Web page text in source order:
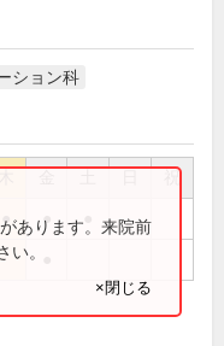
ション科
祝
● ●
あります。来院前
い。
×閉じる